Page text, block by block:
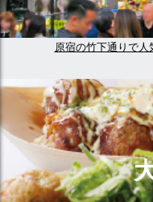
原宿の竹下通りで人